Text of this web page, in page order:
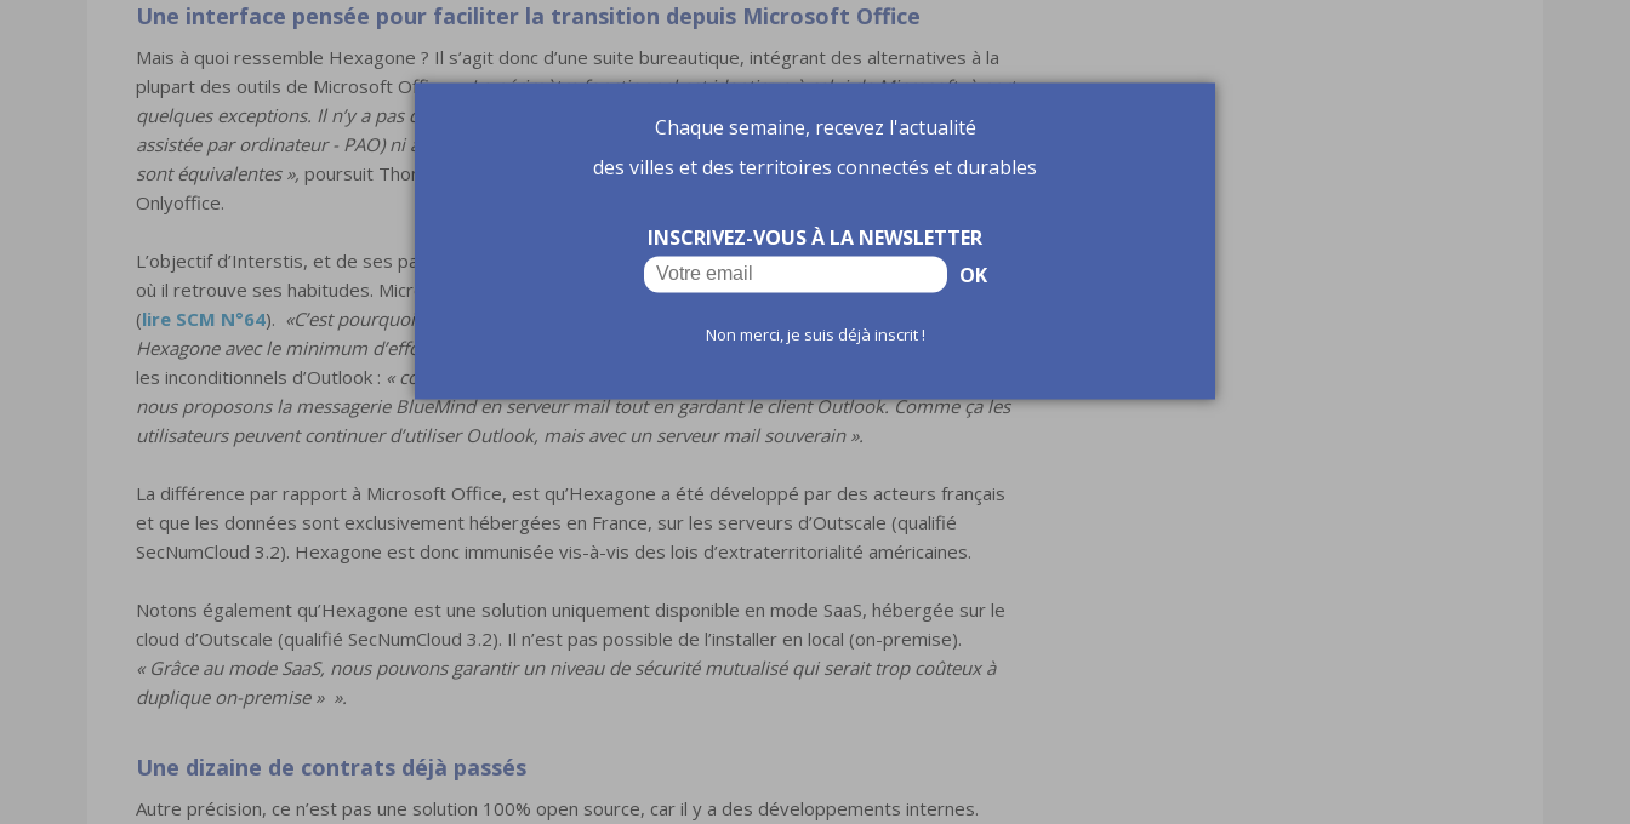
Une interface pensée pour faciliter la transition depuis Microsoft Office
Mais à quoi ressemble Hexagone ? Il s’agit donc d’une suite bureautique, intégrant des alternatives à la
plupart des outils de Microsoft Office.« Le périmètre fonctionnel est identique à celui de Microsoft, à part
quelques exceptions. Il n’y a pas d’équivalents à Access (base de données) et Publisher (publication
assistée par ordinateur - PAO) ni aux webinaires Microsoft Teams. Mais pour le reste, les fonctionnalités
sont équivalentes », poursuit Thomas Balladur. La solution s’appuie notamment sur la suite open-source :
Onlyoffice.
L’objectif d’Interstis, et de ses partenaires, est que l’utilisateur reste dans un environnement de travail
où il retrouve ses habitudes. Microsoft Office est en effet encore très majoritaire dans les collectivités
(lire SCM N°64). «C’est pourquoi, l’interface a été pensée pour pouvoir passer des outils Microsoft vers
Hexagone avec le minimum d’efforts, afin d’en favoriser l’adoption »,précise Thomas Balladur. Et pour
les inconditionnels d’Outlook : « comme il y a un attachement très fort à cet outil dans les collectivités,
nous proposons la messagerie BlueMind en serveur mail tout en gardant le client Outlook. Comme ça les
utilisateurs peuvent continuer d’utiliser Outlook, mais avec un serveur mail souverain ».
La différence par rapport à Microsoft Office, est qu’Hexagone a été développé par des acteurs français
et que les données sont exclusivement hébergées en France, sur les serveurs d’Outscale (qualifié
SecNumCloud 3.2). Hexagone est donc immunisée vis-à-vis des lois d’extraterritorialité américaines.
Notons également qu’Hexagone est une solution uniquement disponible en mode SaaS, hébergée sur le
cloud d’Outscale (qualifié SecNumCloud 3.2). Il n’est pas possible de l’installer en local (on-premise).
« Grâce au mode SaaS, nous pouvons garantir un niveau de sécurité mutualisé qui serait trop coûteux à
duplique on-premise » ».
Une dizaine de contrats déjà passés
Autre précision, ce n’est pas une solution 100% open source, car il y a des développements internes.
Chaque semaine, recevez l'actualité
des villes et des territoires connectés et durables
INSCRIVEZ-VOUS À LA NEWSLETTER
OK
Non merci, je suis déjà inscrit !